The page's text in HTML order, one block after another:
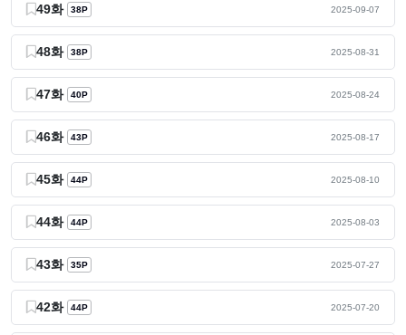
49화 38P 2025-09-07
48화 38P 2025-08-31
47화 40P 2025-08-24
46화 43P 2025-08-17
45화 44P 2025-08-10
44화 44P 2025-08-03
43화 35P 2025-07-27
42화 44P 2025-07-20